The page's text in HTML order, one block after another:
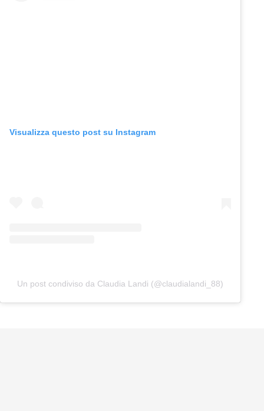
Visualizza questo post su Instagram
Un post condiviso da Claudia Landi (@claudialandi_88)